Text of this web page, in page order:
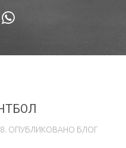
. ОПУБЛИКОВАНО БЛОГ